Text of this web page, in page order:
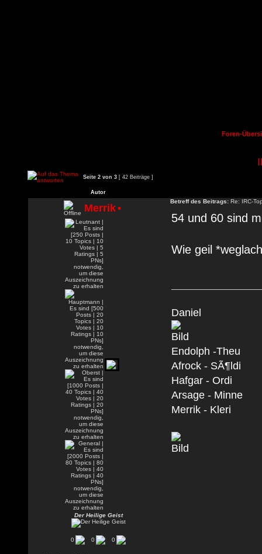
Foren-
Seite 2 von 3 [ 42 Beiträge ]
Autor
Merrik•
Der Heilige Geist
0 0 0
Betreff des Beitrags: Re: IRC-
54 und 60 sind
Wie geil
Daniel
Endolph -Theu
Afrock - SÃ¶ldi
Hafgar - Ordi
Arsage - Minne
Merrik - Kleri